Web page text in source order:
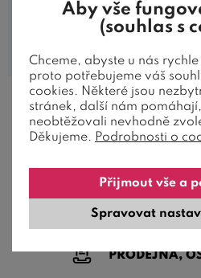
V této kategorii
PRODEJNA,
Aby vše
(souhlas s
Chceme, abyste u nás
proto potřebujeme váš
cookies. Některé jsou
stránek, další nám
neobtěžovali nevhodně
Děkujeme. Podrobnosti o
Spravovat
Přijmout vše a